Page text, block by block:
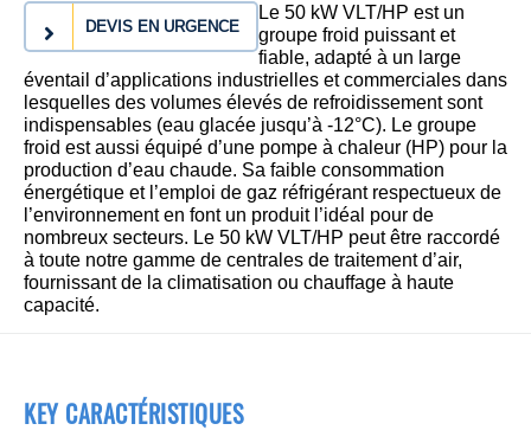
DEVIS EN URGENCE
Le 50 kW VLT/HP est un
groupe froid puissant et
fiable, adapté à un large
éventail d’applications industrielles et commerciales dans
lesquelles des volumes élevés de refroidissement sont
indispensables (eau glacée jusqu’à -12°C). Le groupe
froid est aussi équipé d’une pompe à chaleur (HP) pour la
production d’eau chaude. Sa faible consommation
énergétique et l’emploi de gaz réfrigérant respectueux de
l’environnement en font un produit l’idéal pour de
nombreux secteurs. Le 50 kW VLT/HP peut être raccordé
à toute notre gamme de centrales de traitement d’air,
fournissant de la climatisation ou chauffage à haute
capacité.
KEY CARACTÉRISTIQUES